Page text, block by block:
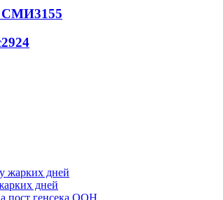
- СМИ3155
2924
дней